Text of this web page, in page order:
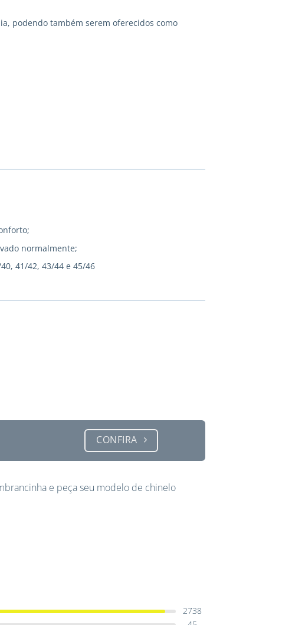
podendo também serem oferecidos como
normalmente;
41/42, 43/44 e 45/46
CONFIRA
e peça seu modelo de chinelo
2738